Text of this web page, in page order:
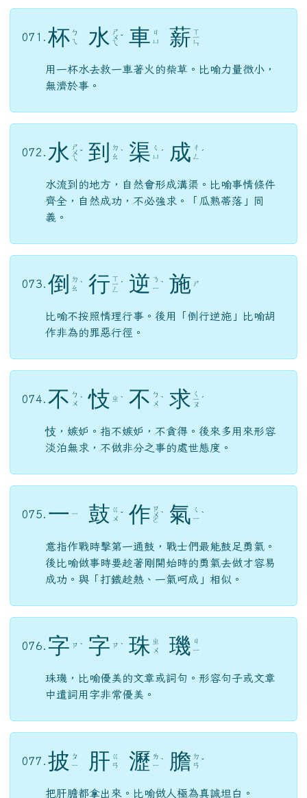
071. 杯 ㄅ
ㄟ
水 ㄕ
ㄨ
ㄟ
ˇ 車 ㄐ
ㄩ
薪 ㄒ
ㄧ
ㄣ
用一杯水去救一車著火的柴草。比喻力量微小，
無濟於事。
072. 水 ㄕ
ㄨ
ㄟ
ˇ 到
ㄉ
ㄠ ˋ 渠 ㄑ
ㄩ ˊ 成 ㄔ
ㄥ
ˊ
水流到的地方，自然會形成溝渠。比喻事情條件
齊全，自然成功，不必強求。「瓜熟蒂落」同
義。
073. 倒
ㄉ
ㄠ ˋ 行 ㄒ
ㄧ
ㄥ
ˊ 逆 ㄋ
ㄧ ˋ 施 ㄕ
比喻不按照情理行事。後用「倒行逆施」比喻胡
作非為的罪惡行徑。
074. 不 ㄅ
ㄨ ˋ 忮 ㄓ ˋ 不 ㄅ
ㄨ ˋ 求 ㄑ
ㄧ
ㄡ
ˊ
忮，嫉妒。指不嫉妒，不貪得。後來多用來形容
淡泊無求，不做非分之事的處世態度。
075. 一 ㄧ 鼓 ㄍ
ㄨ ˇ 作 ㄗ
ㄨ
ㄛ
ˋ 氣 ㄑ
ㄧ ˋ
意指作戰時擊第一通鼓，戰士們最能鼓足勇氣。
後比喻做事時要趁著剛開始時的勇氣去做才容易
成功。與「打鐵趁熱、一氣呵成」相似。
076. 字 ㄗ ˋ 字 ㄗ ˋ 珠 ㄓ
ㄨ
璣 ㄐ
ㄧ
珠璣，比喻優美的文章或詞句。形容句子或文章
中遣詞用字非常優美。
077. 披 ㄆ
ㄧ
肝 ㄍ
ㄢ
瀝 ㄌ
ㄧ ˋ 膽 ㄉ
ㄢ ˇ
把肝膽都拿出來。比喻做人極為真誠坦白。